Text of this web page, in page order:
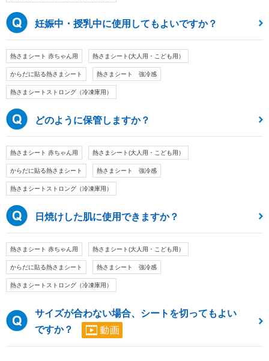
妊娠中・授乳中に使用してもよいですか？
熱さまシート 赤ちゃん用 熱さまシート(大人用・こども用）
からだに貼る熱さまシート 熱さまシート 強冷感
熱さまシートストロング（冷凍庫用）
どのように保管しますか？
熱さまシート 赤ちゃん用 熱さまシート(大人用・こども用）
からだに貼る熱さまシート 熱さまシート 強冷感
熱さまシートストロング（冷凍庫用）
日焼けした肌に使用できますか？
熱さまシート 赤ちゃん用 熱さまシート(大人用・こども用）
からだに貼る熱さまシート 熱さまシート 強冷感
熱さまシートストロング（冷凍庫用）
サイズが合わない場合、シートを切ってもよい
ですか？